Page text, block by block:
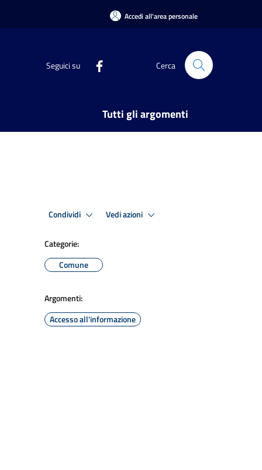
Accedi all'area personale
Seguici su Cerca
Tutti gli argomenti
Condividi Vedi azioni
Categorie:
Comune
Argomenti:
Accesso all'informazione